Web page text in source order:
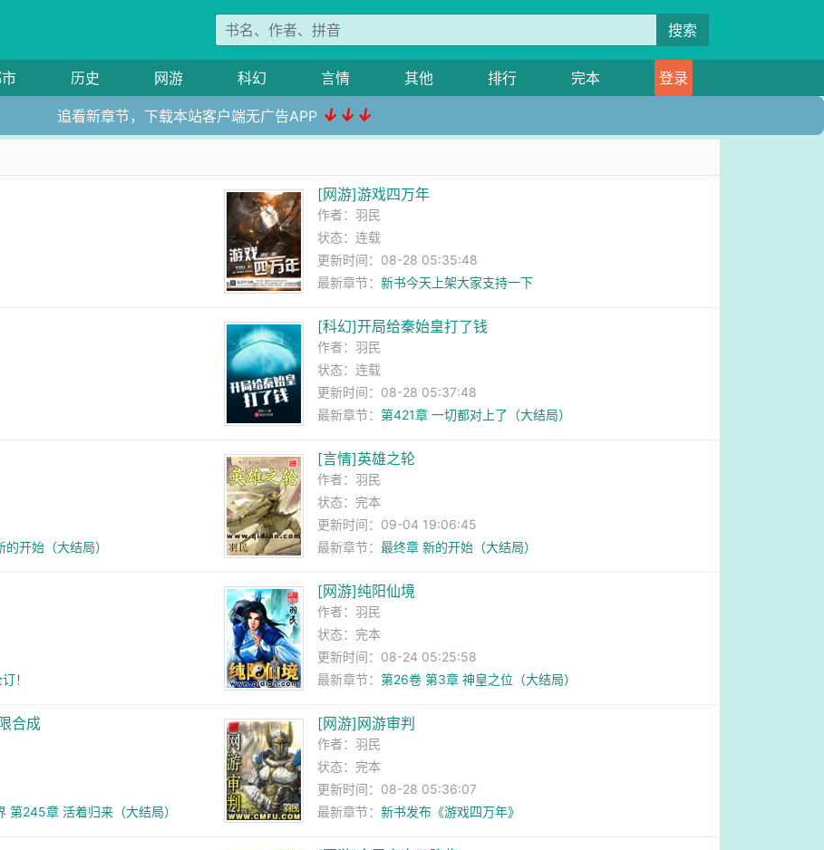
搜索
历史 网游 科幻 言情 其他 排行 完本 登录
追看新章节，下载本站客户端无广告APP ↓↓↓
[网游]游戏四万年
作者： 羽民
状态：连载
更新时间：08-28 05:35:48
最新章节： 新书今天上架大家支持一下
[科幻]开局给秦始皇打了钱
作者： 羽民
状态：连载
更新时间：08-28 05:37:48
最新章节： 第421章 一切都对上了（大结局）
开始（大结局）
[言情]英雄之轮
作者： 羽民
状态：完本
更新时间：09-04 19:06:45
最新章节： 最终章 新的开始（大结局）
！
[网游]纯阳仙境
作者： 羽民
状态：完本
更新时间：08-24 05:25:58
最新章节： 第26卷 第3章 神皇之位（大结局）
合成
第245章 活着归来（大结局）
[网游]网游审判
作者： 羽民
状态：完本
更新时间：08-28 05:36:07
最新章节： 新书发布《游戏四万年》